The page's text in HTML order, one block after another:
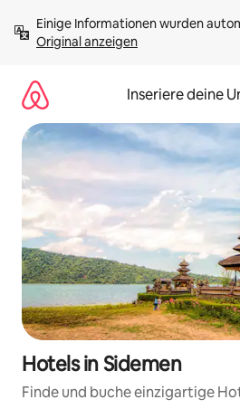
Inhalten
springenOriginal anzeigen
Inseriere deine
Hotels in Sidemen
Finde und buche einzigartige